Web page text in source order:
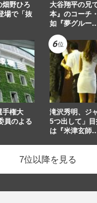
畑野ひろ
場で「抜
大谷翔平の兄
本』のコーチ
如『夢グルー
手権大
員のよる
滝沢秀明、ジ
5つ出して」
は『米津玄師
7位以降を見る